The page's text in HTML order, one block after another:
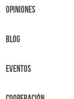
OPINIONES
BLOG
Eventos